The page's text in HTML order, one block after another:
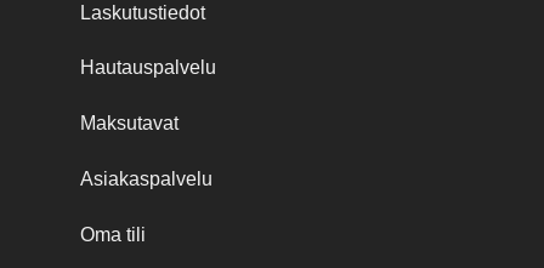
Laskutustiedot
Hautauspalvelu
Maksutavat
Asiakaspalvelu
Oma tili